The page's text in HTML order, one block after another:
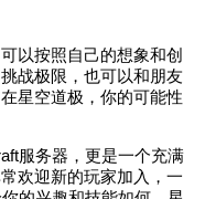
以按照自己的想象和创
战极限，也可以和朋友
星空道极，你的可能性
服务器，更是一个充满
欢迎新的玩家加入，一